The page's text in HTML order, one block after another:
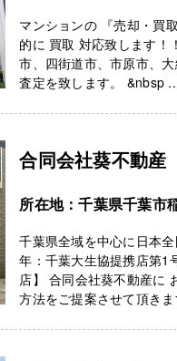
マンションの 『売却・買
的に 買取 対応致します
市、四街道市、市原市、
査定を致します。 &nbsp
合同会社葵不動産
所在地：千葉県千葉市
千葉県全域を中心に日本
年：千葉大生協提携店第1
店】 合同会社葵不動産
方法をご提案させて頂き